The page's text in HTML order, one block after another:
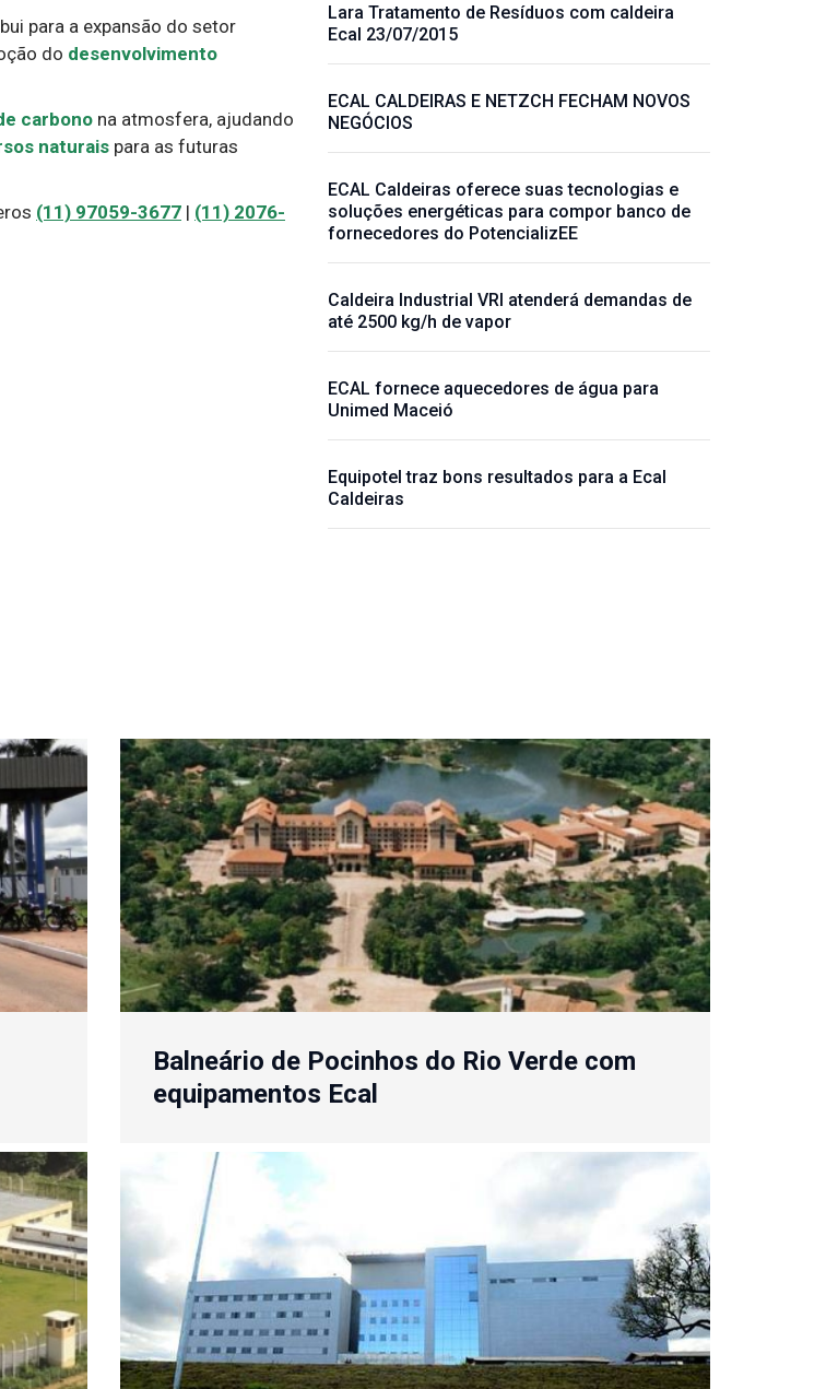
para a expansão do setor
do desenvolvimento
carbono na atmosfera, ajudando
naturais para as futuras
(11) 97059-3677 | (11) 2076-
Lara Tratamento de Resíduos com caldeira
Ecal 23/07/2015
ECAL CALDEIRAS E NETZCH FECHAM NOVOS
NEGÓCIOS
ECAL Caldeiras oferece suas tecnologias e
soluções energéticas para compor banco de
fornecedores do PotencializEE
Caldeira Industrial VRI atenderá demandas de
até 2500 kg/h de vapor
ECAL fornece aquecedores de água para
Unimed Maceió
Equipotel traz bons resultados para a Ecal
Caldeiras
Balneário de Pocinhos do Rio Verde com
equipamentos Ecal